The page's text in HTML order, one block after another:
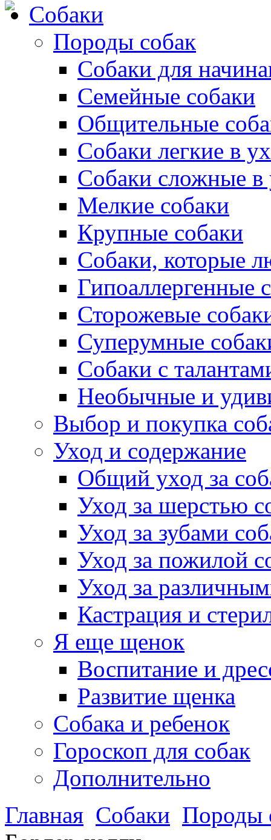
Собаки
Породы собак
Собаки для
Семейные собаки
Общительные
Собаки легкие в
Собаки сложные в
Мелкие собаки
Крупные собаки
Собаки, которые
Гипоаллергенные
Сторожевые
Суперумные
Собаки с
Необычные и
Выбор и покупка
Уход и содержание
Общий уход за
Уход за шерстью
Уход за зубами
Уход за пожилой
Уход за
Кастрация и
Я еще щенок
Воспитание и
Развитие щенка
Собака и ребенок
Гороскоп для собак
Дополнительно
Главная Собаки Породы